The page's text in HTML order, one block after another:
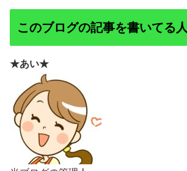
このブログの記事を書いてる人
★あい★